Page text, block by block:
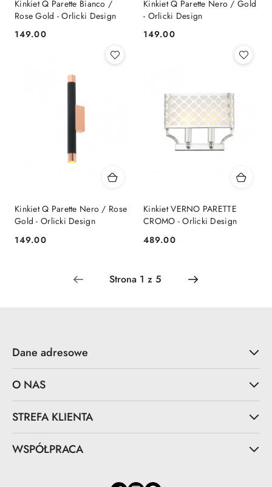
Kinkiet Q Parette Bianco /
Rose Gold - Orlicki Design
Cena:
149.00
Kinkiet Q Parette Nero / Gold
- Orlicki Design
Cena:
149.00
Kinkiet Q Parette Nero / Rose
Gold - Orlicki Design
Cena:
149.00
Kinkiet VERNO PARETTE
CROMO - Orlicki Design
Cena:
489.00
Dane adresowe
O NAS
STREFA KLIENTA
WSPÓŁPRACA